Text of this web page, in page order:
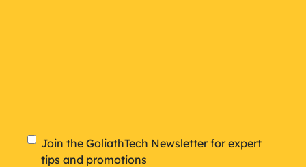
Newsletter
Join the GoliathTech Newsletter for expert
tips and promotions